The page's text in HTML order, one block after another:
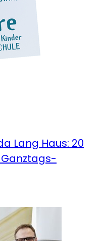
Lang Haus: 20